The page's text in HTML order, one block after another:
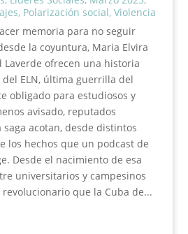
, Polarización social, Violencia
memoria para no seguir
la coyuntura, Maria Elvira
Laverde ofrecen una historia
ELN, última guerrilla del
obligado para estudiosos y
avisado, reputados
acotan, desde distintos
los hechos que un podcast de
Desde el nacimiento de esa
universitarios y campesinos
que la Cuba de...